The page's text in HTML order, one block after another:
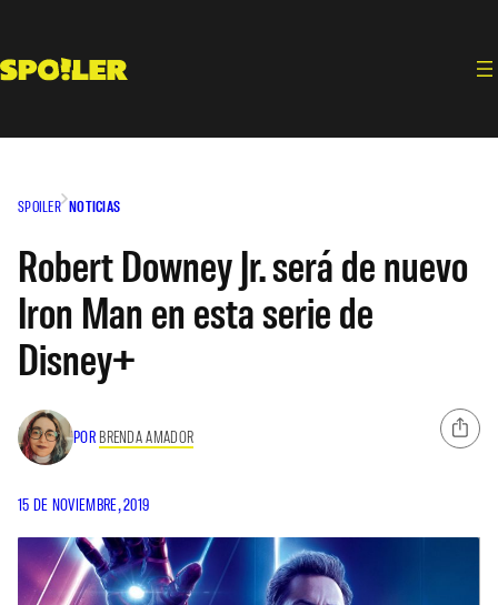
contenido
SPOILER NOTICIAS
Robert Downey Jr. será de nuevo
Iron Man en esta serie de
Disney+
POR BRENDA AMADOR
15 DE NOVIEMBRE, 2019